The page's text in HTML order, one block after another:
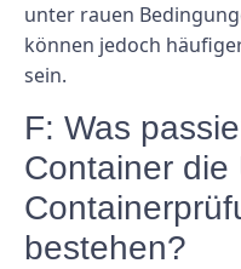
unter rauen
können jedoch
sein.
F: Was
Container die
bestehen?